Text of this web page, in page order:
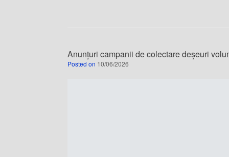
Anunțuri campanii de colectare deșeuri
Posted on 10/06/2026